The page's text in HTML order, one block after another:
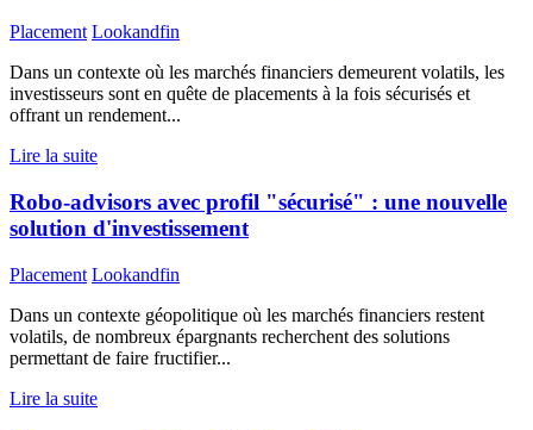
Placement Lookandfin
Dans un contexte où les marchés financiers demeurent volatils, les
investisseurs sont en quête de placements à la fois sécurisés et
offrant un rendement...
Lire la suite
Robo-advisors avec profil "sécurisé" : une nouvelle
solution d'investissement
Placement Lookandfin
Dans un contexte géopolitique où les marchés financiers restent
volatils, de nombreux épargnants recherchent des solutions
permettant de faire fructifier...
Lire la suite